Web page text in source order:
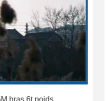
bras 6t poids